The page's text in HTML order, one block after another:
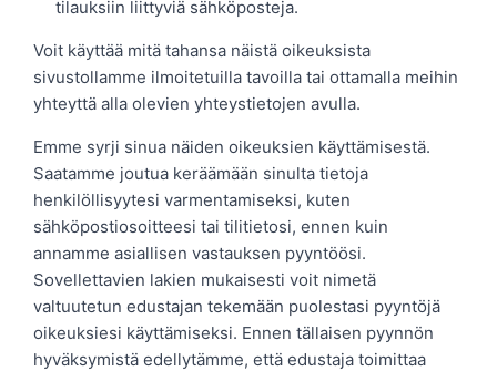
tilauksiin liittyviä sähköposteja.
Voit käyttää mitä tahansa näistä oikeuksista
sivustollamme ilmoitetuilla tavoilla tai ottamalla meihin
yhteyttä alla olevien yhteystietojen avulla.
Emme syrji sinua näiden oikeuksien käyttämisestä.
Saatamme joutua keräämään sinulta tietoja
henkilöllisyytesi varmentamiseksi, kuten
sähköpostiosoitteesi tai tilitietosi, ennen kuin
annamme asiallisen vastauksen pyyntöösi.
Sovellettavien lakien mukaisesti voit nimetä
valtuutetun edustajan tekemään puolestasi pyyntöjä
oikeuksiesi käyttämiseksi. Ennen tällaisen pyynnön
hyväksymistä edellytämme, että edustaja toimittaa